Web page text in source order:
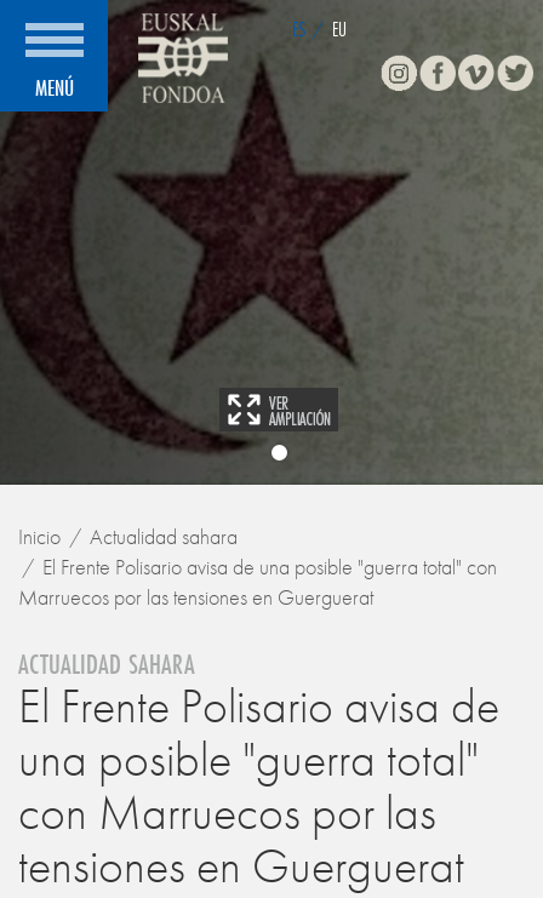
MENÚ
ES / EU
Inicio
Actualidad sahara
El Frente Polisario avisa de una posible "guerra total" con
Marruecos por las tensiones en Guerguerat
ACTUALIDAD SAHARA
El Frente Polisario avisa de
una posible "guerra total"
con Marruecos por las
tensiones en Guerguerat